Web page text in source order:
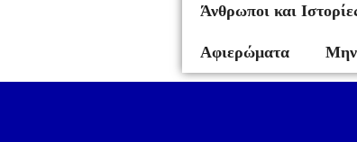
Άνθρωποι και
Αφιερώματα